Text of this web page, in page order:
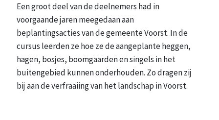
Een groot deel van de deelnemers had in
voorgaande jaren meegedaan aan
beplantingsacties van de gemeente Voorst. In de
cursus leerden ze hoe ze de aangeplante heggen,
hagen, bosjes, boomgaarden en singels in het
buitengebied kunnen onderhouden. Zo dragen zij
bij aan de verfraaiing van het landschap in Voorst.